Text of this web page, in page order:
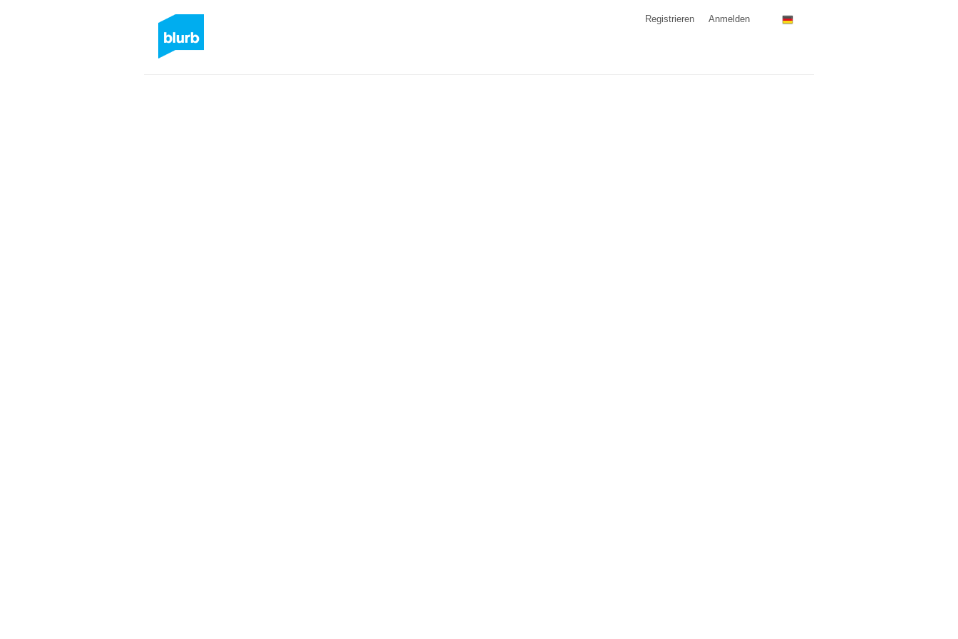
Registrieren Anmelden